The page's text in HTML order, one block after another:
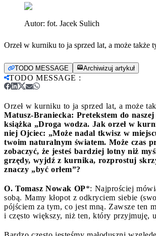
Autor: fot. Jacek Sulich
Orzeł w kurniku to ja sprzed lat, a może także
TODO MESSAGE Archiwizuj artykuł
TODO MESSAGE :
Orzeł w kurniku to ja sprzed lat, a może
Matusz-Braniecka: Pretekstem do
książka „Droga wodza. Jak orzeł w
niej Ojciec: „Może nadal tkwisz w
twoim naturalnym światem. Może czas
zobaczyć, że jesteś bardziej lotny niż
grzędy, wyjdź z kurnika, rozprostuj
znaczy „być orłem”?
O. Tomasz Nowak OP*: Najprościej
sobą. Mamy kłopot z odkryciem siebie
pójściem za tym, co jest mną. Zawsze ten
i często większy, niż ten, który przyjmuję,